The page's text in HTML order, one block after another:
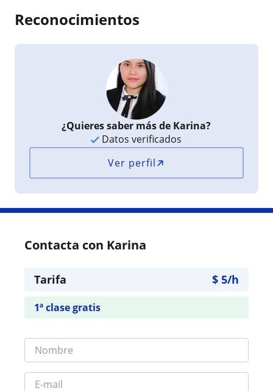
Reconocimientos
¿Quieres saber más de Karina?
Datos verificados
Ver perfil
Contacta con Karina
Tarifa $ 5/h
1ª clase gratis